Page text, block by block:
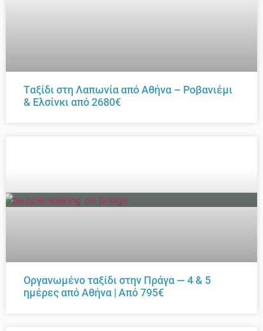
Tαξίδι στη Λαπωνία από Αθήνα – Ροβανιέμι
& Ελσίνκι από 2680€
Οργανωμένο ταξίδι στην Πράγα — 4 & 5
ημέρες από Αθήνα | Από 795€